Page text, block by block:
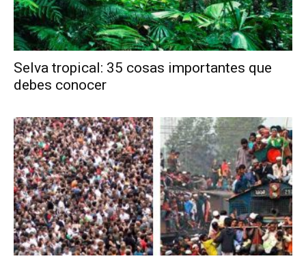
Selva tropical: 35 cosas importantes que
debes conocer